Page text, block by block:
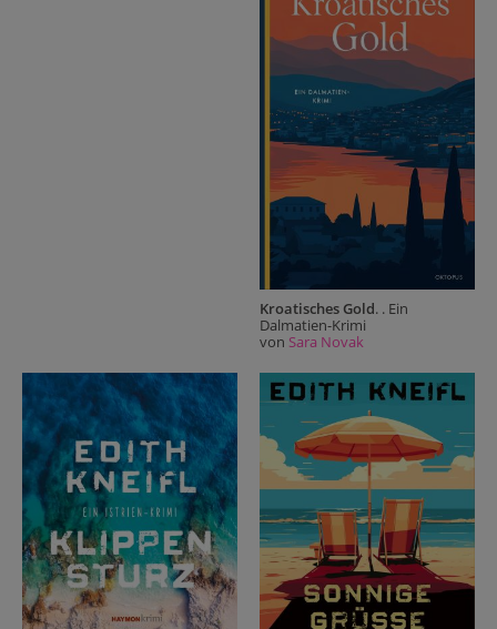
Kroatisches Gold. . Ein
Dalmatien-Krimi
von Sara Novak